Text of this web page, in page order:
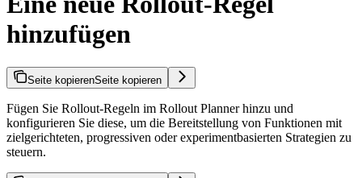
hinzufügen
Seite kopierenSeite kopieren
Fügen Sie Rollout-Regeln im Rollout Planner hinzu und
konfigurieren Sie diese, um die Bereitstellung von Funktionen mit
zielgerichteten, progressiven oder experimentbasierten Strategien zu
steuern.